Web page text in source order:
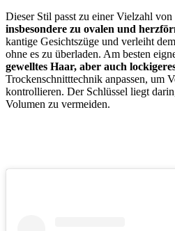
Dieser Stil passt zu einer Vielzahl von
insbesondere zu ovalen und
kantige Gesichtszüge und verleiht
ohne es zu überladen. Am besten
gewelltes Haar, aber auch
Trockenschnitttechnik anpassen, um
kontrollieren. Der Schlüssel liegt
Volumen zu vermeiden.